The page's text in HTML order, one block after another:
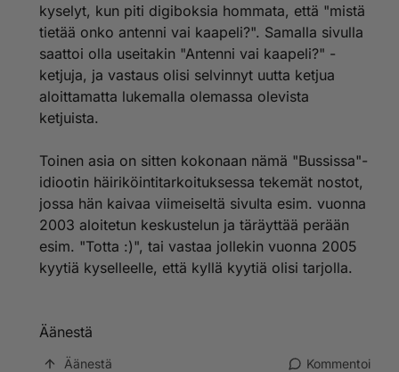
kyselyt, kun piti digiboksia hommata, että "mistä
tietää onko antenni vai kaapeli?". Samalla sivulla
saattoi olla useitakin "Antenni vai kaapeli?" -
ketjuja, ja vastaus olisi selvinnyt uutta ketjua
aloittamatta lukemalla olemassa olevista
ketjuista.
Toinen asia on sitten kokonaan nämä "Bussissa"-
idiootin häiriköintitarkoituksessa tekemät nostot,
jossa hän kaivaa viimeiseltä sivulta esim. vuonna
2003 aloitetun keskustelun ja täräyttää perään
esim. "Totta :)", tai vastaa jollekin vuonna 2005
kyytiä kyselleelle, että kyllä kyytiä olisi tarjolla.
Äänestä
Äänestä Kommentoi